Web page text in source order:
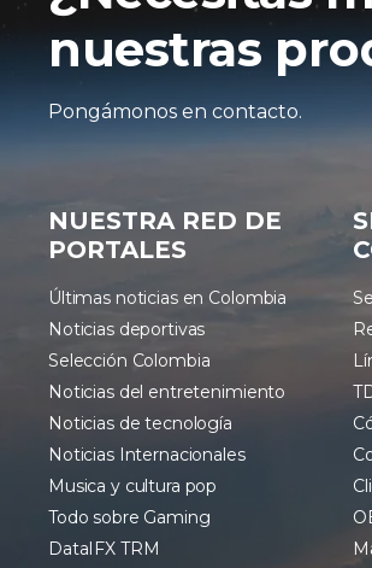
nuestras
Pongámonos en contacto.
NUESTRA RED DE
PORTALES
Últimas noticias en Colombia
Noticias deportivas
Selección Colombia
Noticias del entretenimiento
Noticias de tecnología
Noticias Internacionales
Musica y cultura pop
Todo sobre Gaming
DataIFX TRM